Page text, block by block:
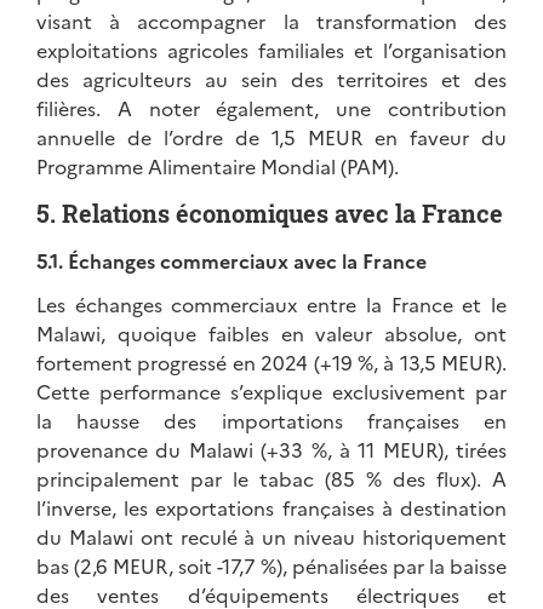
visant à accompagner la transformation des
exploitations agricoles familiales et l’organisation
des agriculteurs au sein des territoires et des
filières. A noter également, une contribution
annuelle de l’ordre de 1,5 MEUR en faveur du
Programme Alimentaire Mondial (PAM).
5. Relations économiques avec la France
5.1. Échanges commerciaux avec la France
Les échanges commerciaux entre la France et le
Malawi, quoique faibles en valeur absolue, ont
fortement progressé en 2024 (+19 %, à 13,5 MEUR).
Cette performance s’explique exclusivement par
la hausse des importations françaises en
provenance du Malawi (+33 %, à 11 MEUR), tirées
principalement par le tabac (85 % des flux). A
l’inverse, les exportations françaises à destination
du Malawi ont reculé à un niveau historiquement
bas (2,6 MEUR, soit -17,7 %), pénalisées par la baisse
des ventes d’équipements électriques et